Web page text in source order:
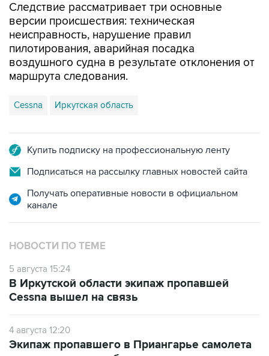
Следствие рассматривает три основные
версии происшествия: техническая
неисправность, нарушение правил
пилотирования, аварийная посадка
воздушного судна в результате отклонения от
маршрута следования.
Cessna Иркутская область
Купить подписку на профессиональную ленту
Подписаться на рассылку главных новостей сайта
Получать оперативные новости в официальном
канале
НОВОСТИ ПО ТЕМЕ
5 августа 15:24
В Иркутской области экипаж пропавшей
Cessna вышел на связь
4 августа 12:20
Экипаж пропавшего в Приангарье самолета